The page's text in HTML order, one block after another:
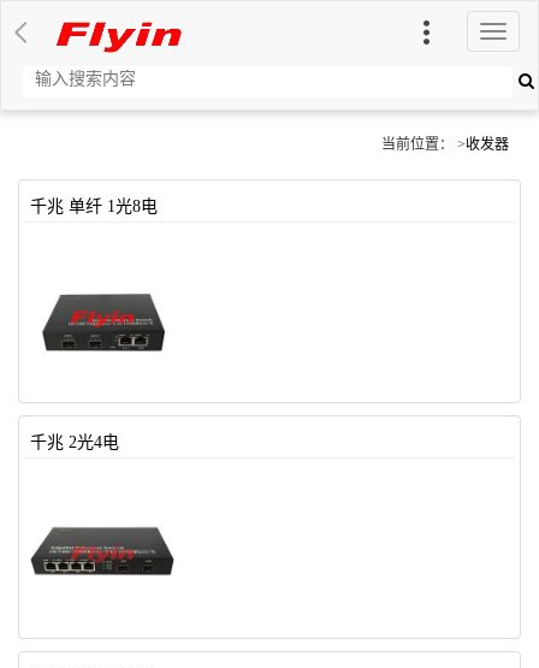
切
换
当前位置： >收发器
千兆 单纤 1光8电
千兆 2光4电